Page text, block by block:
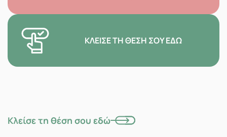
ΚΛΕΊΣΕ ΤΗ ΘΈΣΗ ΣΟΥ ΕΔΏ
Κλείσε τη θέση σου εδώ